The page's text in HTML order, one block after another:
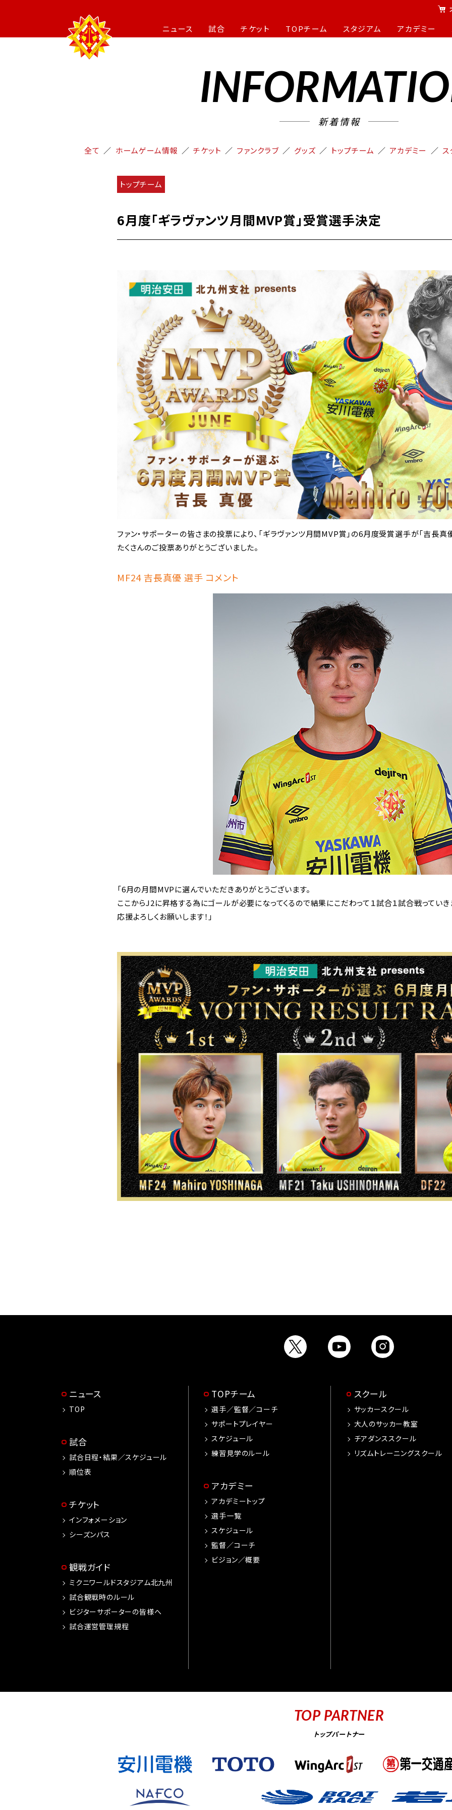
ニュース 試合 チケット TOPチーム スタジアム アカデミー
新着情報
全て ホームゲーム情報 チケット ファンクラブ グッズ トップチーム アカデミー
トップチーム
6月度「ギラヴァンツ月間MVP賞」受賞選手決定
ファン・サポーターの皆さまの投票により、「ギラヴァンツ月間MVP賞」の6月度受賞選手が「吉長真
たくさんのご投票ありがとうございました。
MF24 吉長真優 選手 コメント
「6月の月間MVPに選んでいただきありがとうございます。
ここからJ2に昇格する為にゴールが必要になってくるので結果にこだわって１試合１試合戦っていき
応援よろしくお願いします！」
ニュース
TOP
試合
試合日程・結果／スケジュール
順位表
チケット
インフォメーション
シーズンパス
観戦ガイド
ミクニワールドスタジアム北九州
試合観戦時のルール
ビジターサポーターの皆様へ
試合運営管理規程
TOPチーム
選手／監督／コーチ
サポートプレイヤー
スケジュール
練習見学のルール
アカデミー
アカデミートップ
選手一覧
スケジュール
監督／コーチ
ビジョン／概要
スクール
サッカースクール
大人のサッカー教室
チアダンススクール
リズムトレーニングスクール
TOP PARTNER
トップパートナー